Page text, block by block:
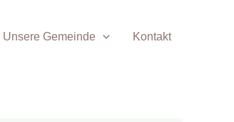
Unsere Gemeinde Kontakt